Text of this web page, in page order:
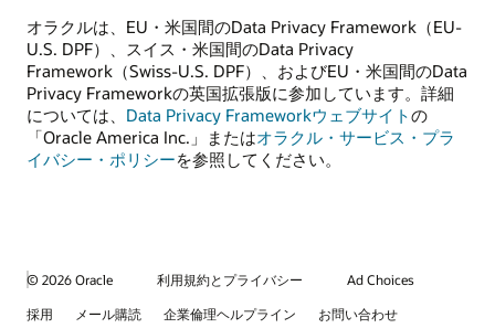
オラクルは、EU・米国間のData Privacy Framework（EU-
U.S. DPF）、スイス・米国間のData Privacy
Framework（Swiss-U.S. DPF）、およびEU・米国間のData
Privacy Frameworkの英国拡張版に参加しています。詳細
については、 Data Privacy Frameworkウェブサイトの
「Oracle America Inc.」またはオラクル・サービス・プラ
イバシー・ポリシーを参照してください。
© 2026 Oracle 利用規約とプライバシー
Ad Choices
採用
メール購読 企業倫理ヘルプライン お問い合わせ